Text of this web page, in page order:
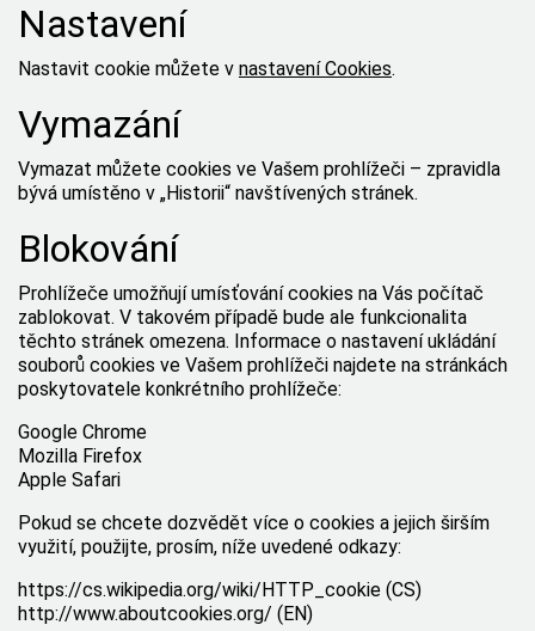
Nastavení
Nastavit cookie můžete v nastavení Cookies.
Vymazání
Vymazat můžete cookies ve Vašem prohlížeči – zpravidla
bývá umístěno v „Historii“ navštívených stránek.
Blokování
Prohlížeče umožňují umísťování cookies na Vás počítač
zablokovat. V takovém případě bude ale funkcionalita
těchto stránek omezena. Informace o nastavení ukládání
souborů cookies ve Vašem prohlížeči najdete na stránkách
poskytovatele konkrétního prohlížeče:
Google Chrome
Mozilla Firefox
Apple Safari
Pokud se chcete dozvědět více o cookies a jejich širším
využití, použijte, prosím, níže uvedené odkazy:
https://cs.wikipedia.org/wiki/HTTP_cookie (CS)
http://www.aboutcookies.org/ (EN)